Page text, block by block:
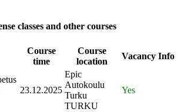
classes and other courses
Course
time
Course
location
Vacancy Info
23.12.2025
Epic
Autokoulu
Turku
TURKU
Yes